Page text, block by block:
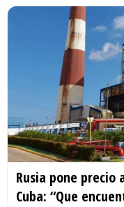
Rusia pone precio
Cuba: “Que